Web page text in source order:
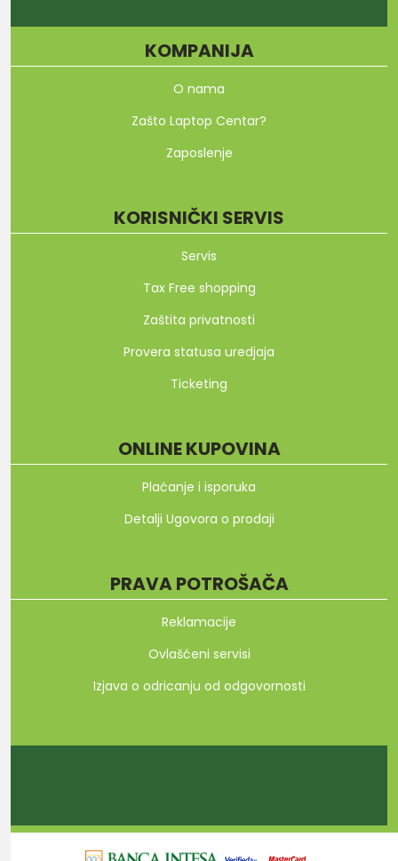
KOMPANIJA
O nama
Zašto Laptop Centar?
Zaposlenje
KORISNIČKI SERVIS
Servis
Tax Free shopping
Zaštita privatnosti
Provera statusa uredjaja
Ticketing
ONLINE KUPOVINA
Plaćanje i isporuka
Detalji Ugovora o prodaji
PRAVA POTROŠAČA
Reklamacije
Ovlašćeni servisi
Izjava o odricanju od odgovornosti